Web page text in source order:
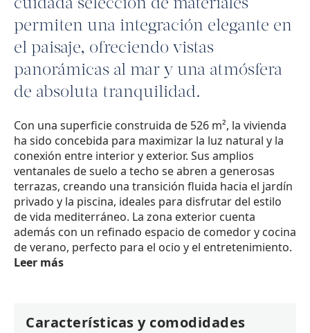
cuidada selección de materiales
permiten una integración elegante en
el paisaje, ofreciendo vistas
panorámicas al mar y una atmósfera
de absoluta tranquilidad.
Con una superficie construida de 526 m², la vivienda
ha sido concebida para maximizar la luz natural y la
conexión entre interior y exterior. Sus amplios
ventanales de suelo a techo se abren a generosas
terrazas, creando una transición fluida hacia el jardín
privado y la piscina, ideales para disfrutar del estilo
de vida mediterráneo. La zona exterior cuenta
además con un refinado espacio de comedor y cocina
de verano, perfecto para el ocio y el entretenimiento.
Leer más
Características y comodidades